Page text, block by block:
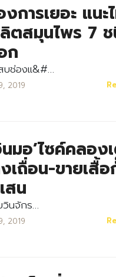
การเยอะ แนะ
ตสมุนไพร 7
ก
ช่องแ&#…
2019
มอ’ไซค์คลอง
เถื่อน-ขายเสื้
สน
วินจักร…
2019